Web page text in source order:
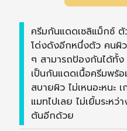
ครีมกันแดดเซลิแม็กซ์
โด่งดังอีกหนึ่งตัว คนผิ
ๆ สามารถป้องกันได้ทั้ง
เป็นกันแดดเนื้อครีมพร้อ
สบายผิว ไม่เหนอะหนะ
แมทไปเลย ไม่เยิ้มระหว่
ตันอีกด้วย